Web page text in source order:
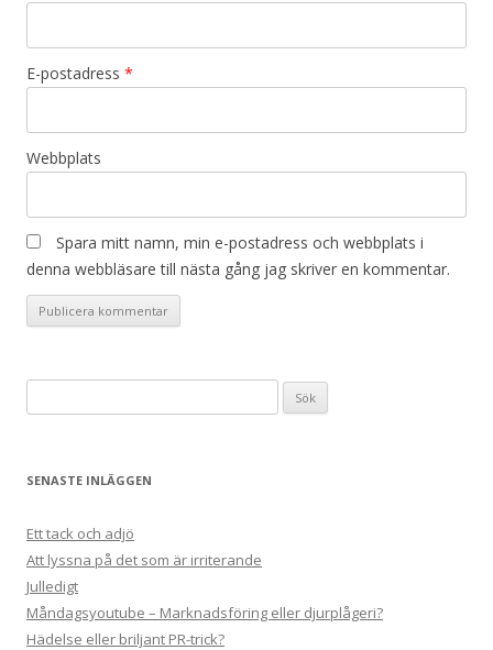
E-postadress *
Webbplats
Spara mitt namn, min e-postadress och webbplats i
denna webbläsare till nästa gång jag skriver en kommentar.
efter:
SENASTE INLÄGGEN
Ett tack och adjö
Att lyssna på det som är irriterande
Julledigt
Måndagsyoutube – Marknadsföring eller djurplågeri?
Hädelse eller briljant PR-trick?